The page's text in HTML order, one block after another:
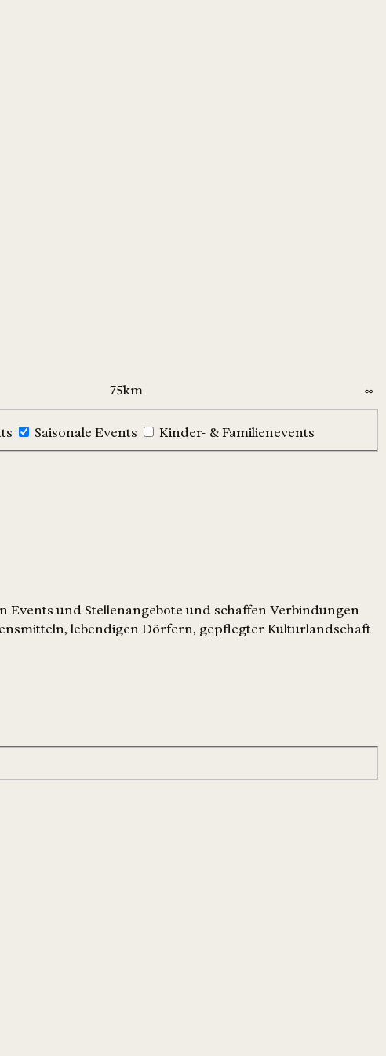
Saisonale Events Kinder- & Familienevents
Events und Stellenangebote und schaffen Verbindungen
lebendigen Dörfern, gepflegter Kulturlandschaft